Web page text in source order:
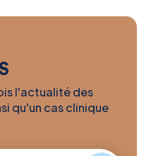
l'actualité des
qu'un cas clinique